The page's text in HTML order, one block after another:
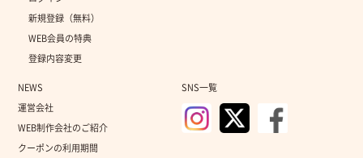
新規登録（無料）
WEB会員の特典
登録内容変更
NEWS
運営会社
WEB制作会社のご紹介
クーポンの利用期間
SNS一覧